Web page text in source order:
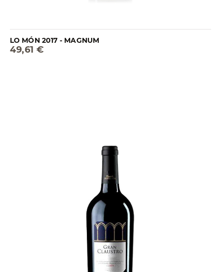
LO MÓN 2017 - MAGNUM
49,61 €